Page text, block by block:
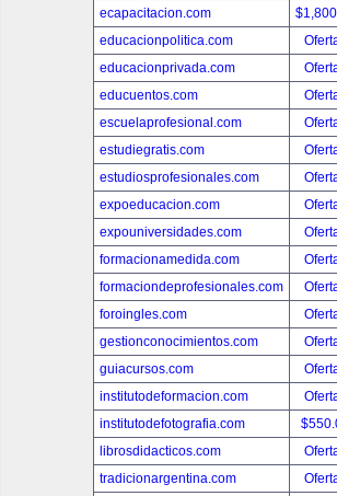
ecapacitacion.com
educacionpolitica.com
educacionprivada.com
educuentos.com
escuelaprofesional.com
estudiegratis.com
estudiosprofesionales.com
expoeducacion.com
expouniversidades.com
formacionamedida.com
formaciondeprofesionales.com
foroingles.com
gestionconocimientos.com
guiacursos.com
institutodeformacion.com
institutodefotografia.com
librosdidacticos.com
tradicionargentina.com